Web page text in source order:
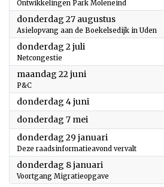
Ontwikkelingen Park Moleneind
donderdag 27 augustus2026
Asielopvang aan de Boekelsedijk in Uden
donderdag 2 juli
Netcongestie
maandag 22 juni
P&C
donderdag 4 juni
donderdag 7 mei
donderdag 29 januari
Deze raadsinformatieavond vervalt
donderdag 8 januari
Voortgang Migratieopgave